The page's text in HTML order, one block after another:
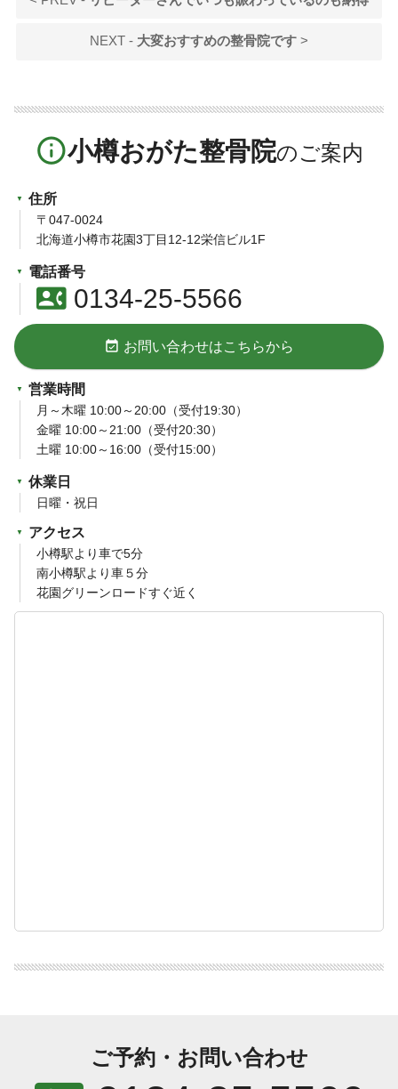
NEXT - 大変おすすめの整骨院です >
info_outline小樽おがた整骨院
住所
〒047-0024
北海道小樽市花園3丁目12-12栄信ビル1F
電話番号
contact_phone0134-25-5566
event_available お問い合わせはこちらから
営業時間
月～木曜 10:00～20:00（受付19:30）
金曜 10:00～21:00（受付20:30）
土曜 10:00～16:00（受付15:00）
休業日
日曜・祝日
アクセス
小樽駅より車で5分
南小樽駅より車５分
花園グリーンロードすぐ近く
ご予約・お問い合わせ